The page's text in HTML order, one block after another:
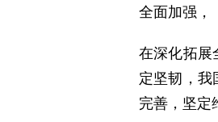
全面加强，
在深化拓展
定坚韧，我
完善，坚定